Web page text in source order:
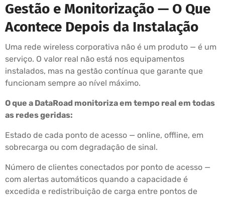
Gestão e Monitorização — O Que
Acontece Depois da Instalação
Uma rede wireless corporativa não é um produto — é um
serviço. O valor real não está nos equipamentos
instalados, mas na gestão contínua que garante que
funcionam sempre ao nível máximo.
O que a DataRoad monitoriza em tempo real em todas
as redes geridas:
Estado de cada ponto de acesso — online, offline, em
sobrecarga ou com degradação de sinal.
Número de clientes conectados por ponto de acesso —
com alertas automáticos quando a capacidade é
excedida e redistribuição de carga entre pontos de